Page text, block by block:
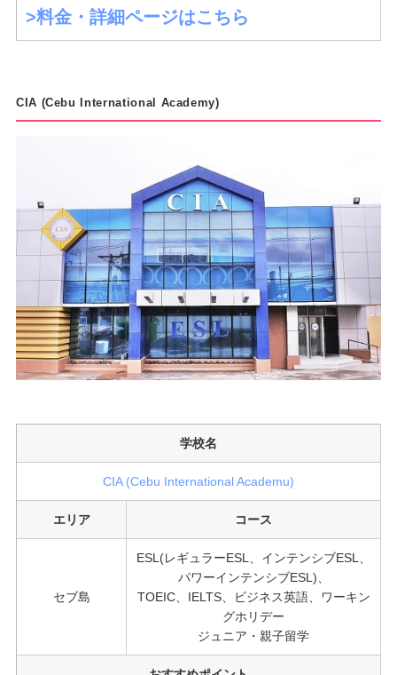
>料金・詳細ページはこちら
CIA (Cebu International Academy)
学校名
CIA (Cebu International Academu)
エリア コース
セブ島
ESL(レギュラーESL、インテンシブESL、
パワーインテンシブESL)、
TOEIC、IELTS、ビジネス英語、ワーキン
グホリデー
ジュニア・親子留学